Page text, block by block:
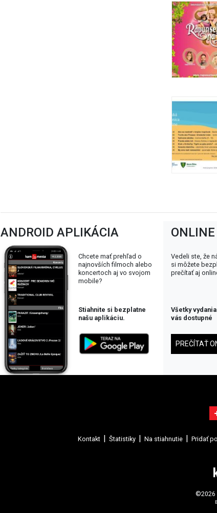
ANDROID APLIKÁCIA
Chcete mať prehľad o
najnovších filmoch alebo
koncertoch aj vo svojom
mobile?
Stiahnite si bezplatne
našu aplikáciu.
Vedeli ste, že
si môžete
prečítať aj
Všetky
vás dostupné
PREČÍTAŤ
Kontakt Štatistiky Na stiahnutie Pridať
©2026